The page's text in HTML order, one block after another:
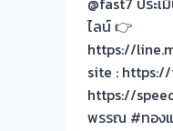
ก
ค
ค
🥰
💵
ส
ไลน์ 👉
https://
site :
https://
พรรณ #ทองแ